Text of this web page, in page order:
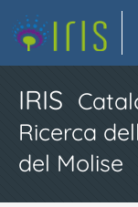
IRIS
Ricerca
del Molise